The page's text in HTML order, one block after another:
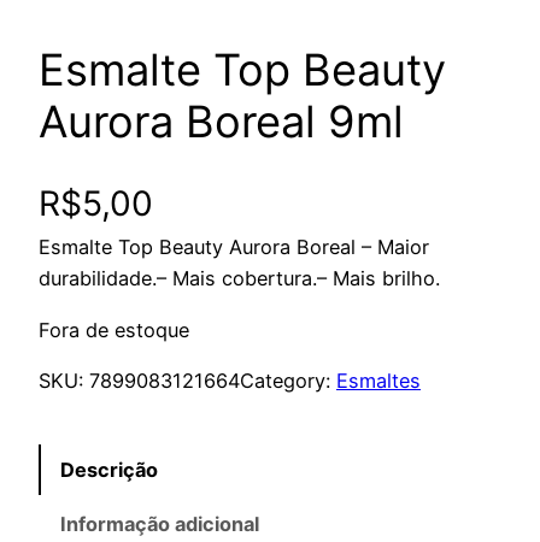
Esmalte Top Beauty
Aurora Boreal 9ml
R$5,00
Esmalte Top Beauty Aurora Boreal – Maior
durabilidade.– Mais cobertura.– Mais brilho.
Fora de estoque
SKU: 7899083121664Category: Esmaltes
Descrição
Informação adicional